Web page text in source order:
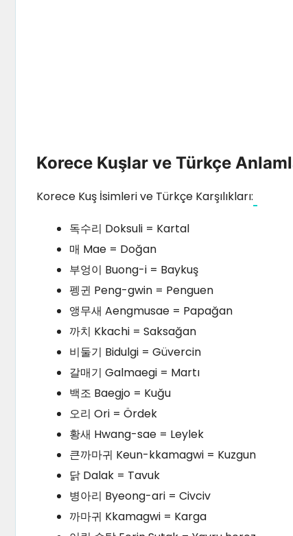
Korece Kuşlar ve Türkçe
Korece Kuş İsimleri ve Türkçe Karşılıkları:
독수리 Doksuli = Kartal
매 Mae = Doğan
부엉이 Buong-i = Baykuş
펭귄 Peng-gwin = Penguen
앵무새 Aengmusae = Papağan
까치 Kkachi = Saksağan
비둘기 Bidulgi = Güvercin
갈매기 Galmaegi = Martı
백조 Baegjo = Kuğu
오리 Ori = Ördek
황새 Hwang-sae = Leylek
큰까마귀 Keun-kkamagwi = Kuzgun
닭 Dalak = Tavuk
병아리 Byeong-ari = Civciv
까마귀 Kkamagwi = Karga